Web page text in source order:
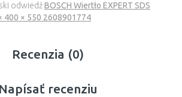
odwiedźBOSCH Wiertło EXPERT SDS
400 × 550 2608901774
Recenzia (0)
Napísať recenziu